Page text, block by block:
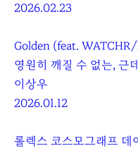
2026.02.23
Golden (feat.
영원히 깨질 수 없는, 근
이상우
2026.01.12
롤렉스 코스모그래프 데